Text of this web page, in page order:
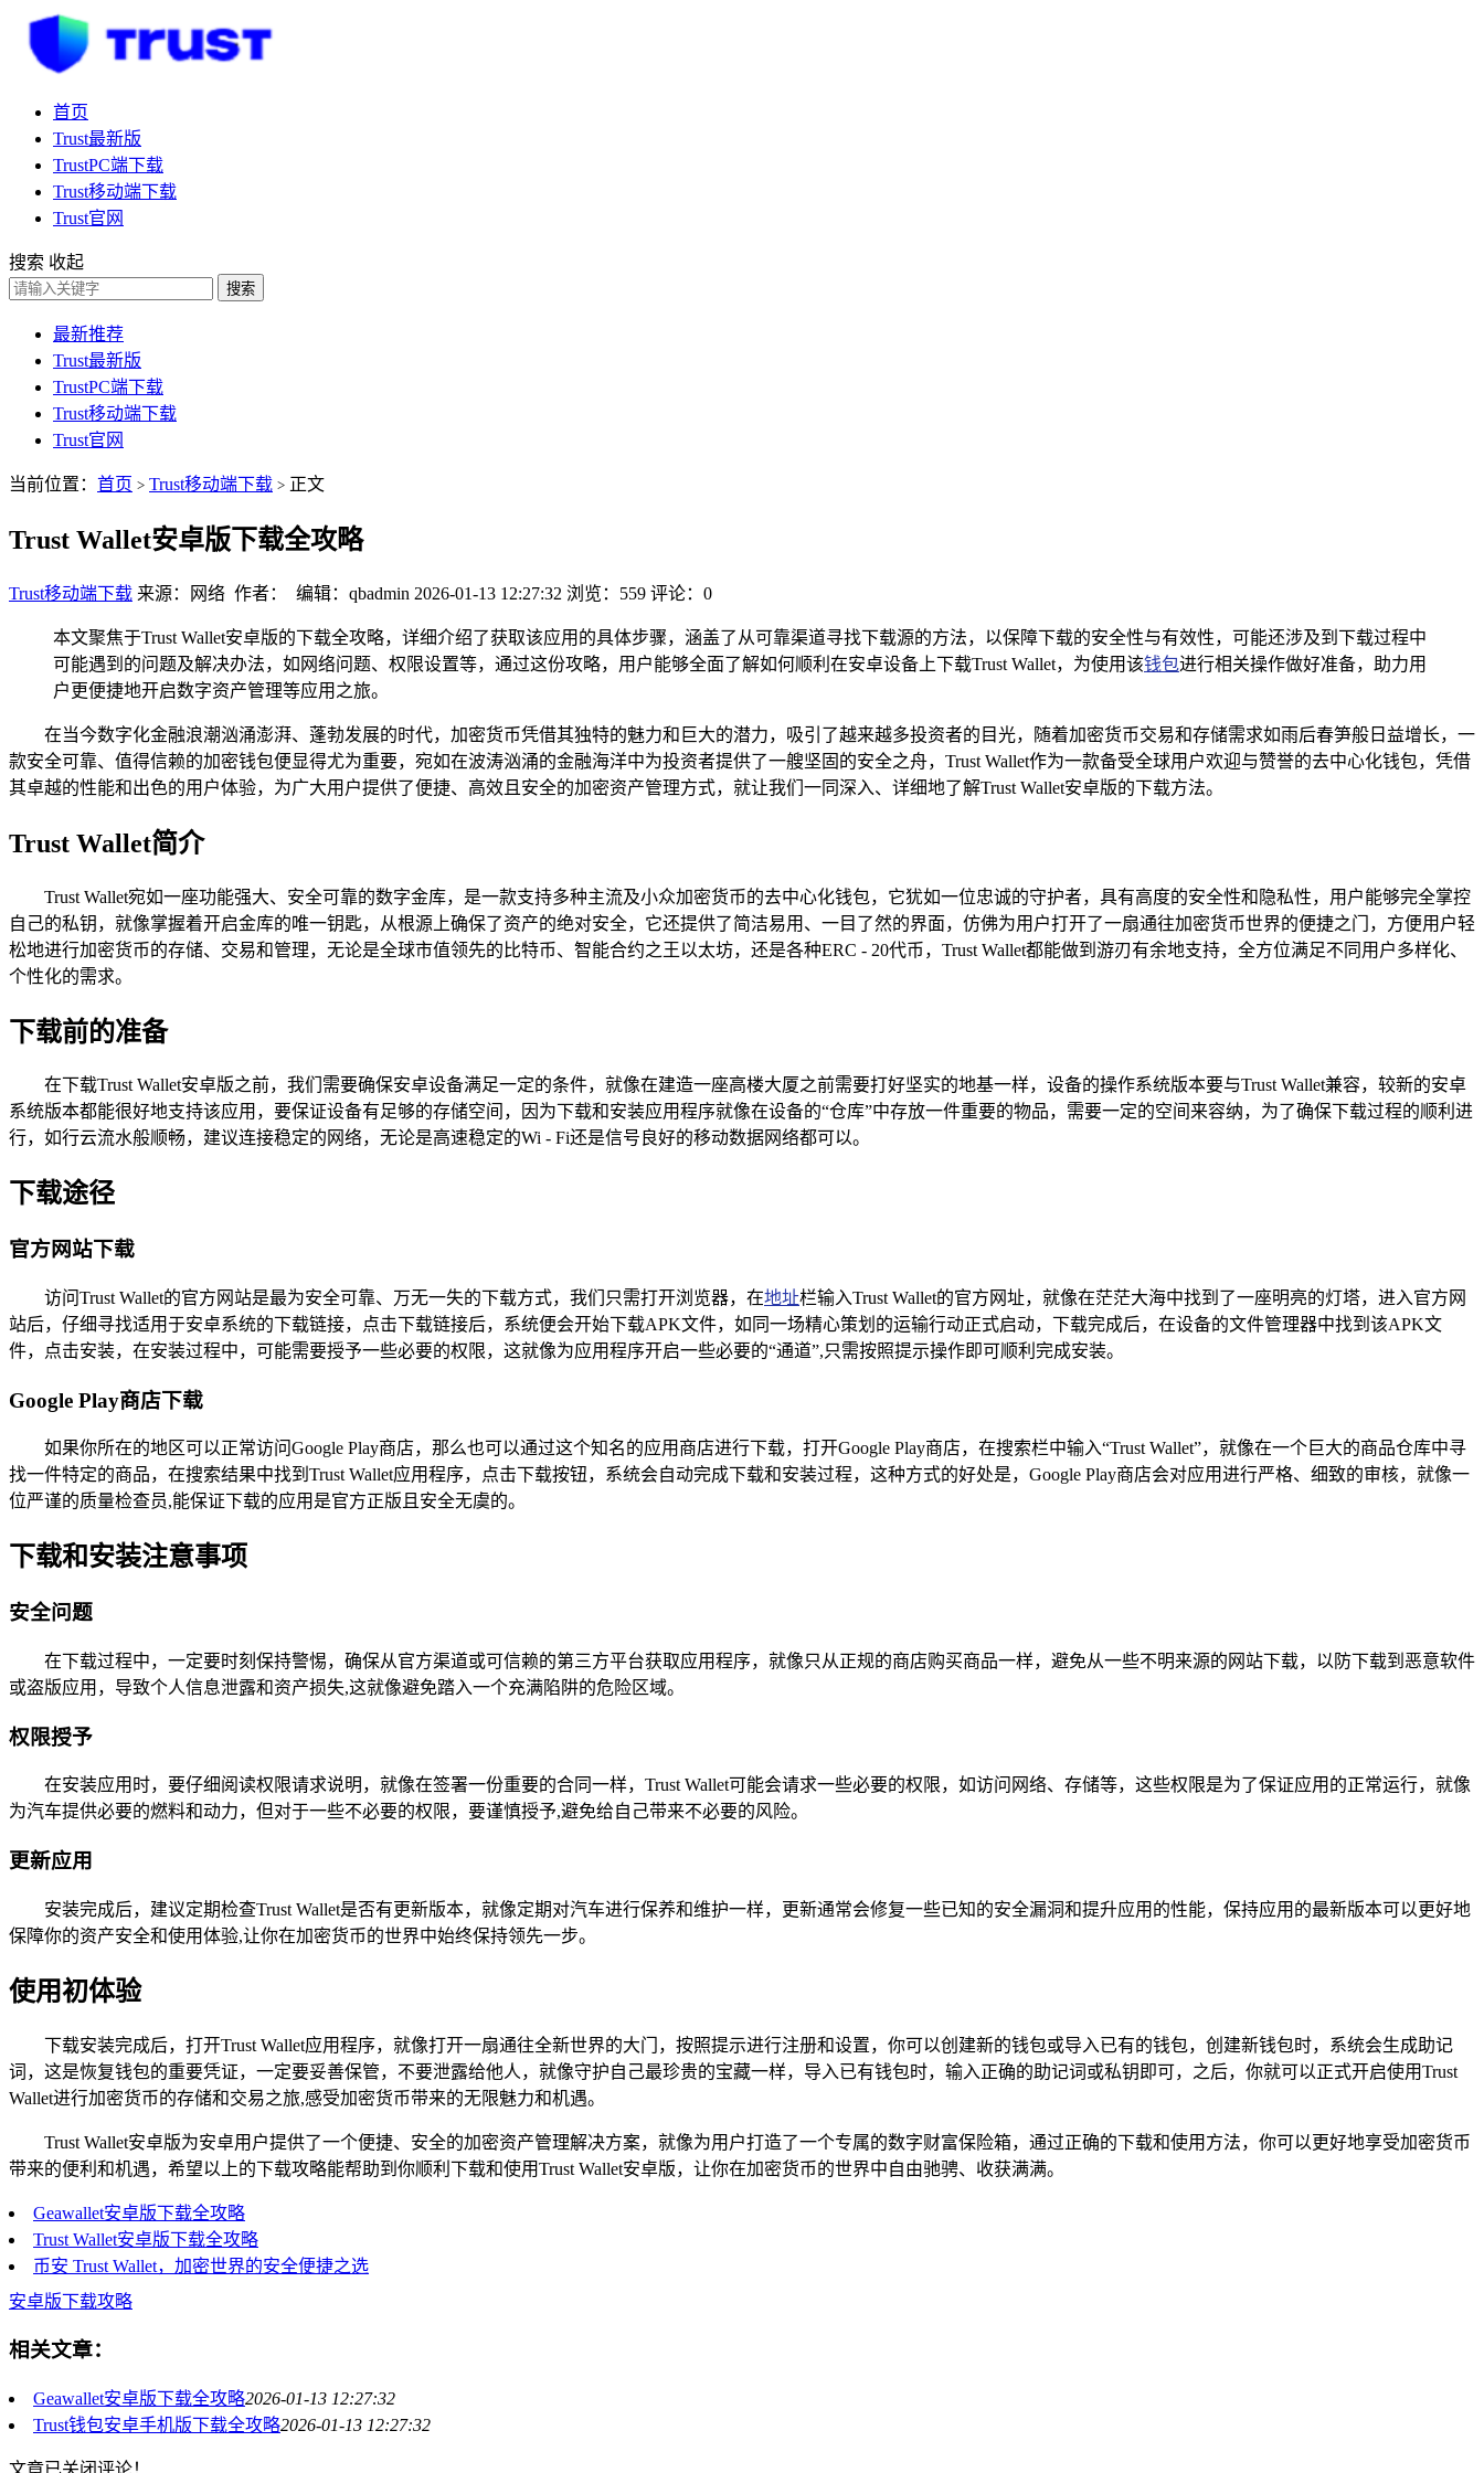
首页
Trust最新版
TrustPC端下载
Trust移动端下载
Trust官网
搜索 收起
搜索
最新推荐
Trust最新版
TrustPC端下载
Trust移动端下载
Trust官网
当前位置： 首页 > Trust移动端下载 > 正文
Trust Wallet安卓版下载全攻略
Trust移动端下载 来源：网络 作者： 编辑：qbadmin 2026-01-13 12:27:32 浏览：559 评论：0
本文聚焦于Trust Wallet安卓版的下载全攻略，详细介绍了获取该应用的具体步骤，涵盖了从可靠渠道寻找下载源的方法，以保障下载的安全性与有效性，可能还涉及到下载过程中
可能遇到的问题及解决办法，如网络问题、权限设置等，通过这份攻略，用户能够全面了解如何顺利在安卓设备上下载Trust Wallet，为使用该钱包进行相关操作做好准备，助力用
户更便捷地开启数字资产管理等应用之旅。
在当今数字化金融浪潮汹涌澎湃、蓬勃发展的时代，加密货币凭借其独特的魅力和巨大的潜力，吸引了越来越多投资者的目光，随着加密货币交易和存储需求如雨后春笋般日益增长，一
款安全可靠、值得信赖的加密钱包便显得尤为重要，宛如在波涛汹涌的金融海洋中为投资者提供了一艘坚固的安全之舟，Trust Wallet作为一款备受全球用户欢迎与赞誉的去中心化钱包，凭借
其卓越的性能和出色的用户体验，为广大用户提供了便捷、高效且安全的加密资产管理方式，就让我们一同深入、详细地了解Trust Wallet安卓版的下载方法。
Trust Wallet简介
Trust Wallet宛如一座功能强大、安全可靠的数字金库，是一款支持多种主流及小众加密货币的去中心化钱包，它犹如一位忠诚的守护者，具有高度的安全性和隐私性，用户能够完全掌控
自己的私钥，就像掌握着开启金库的唯一钥匙，从根源上确保了资产的绝对安全，它还提供了简洁易用、一目了然的界面，仿佛为用户打开了一扇通往加密货币世界的便捷之门，方便用户轻
松地进行加密货币的存储、交易和管理，无论是全球市值领先的比特币、智能合约之王以太坊，还是各种ERC - 20代币，Trust Wallet都能做到游刃有余地支持，全方位满足不同用户多样化、
个性化的需求。
下载前的准备
在下载Trust Wallet安卓版之前，我们需要确保安卓设备满足一定的条件，就像在建造一座高楼大厦之前需要打好坚实的地基一样，设备的操作系统版本要与Trust Wallet兼容，较新的安卓
系统版本都能很好地支持该应用，要保证设备有足够的存储空间，因为下载和安装应用程序就像在设备的“仓库”中存放一件重要的物品，需要一定的空间来容纳，为了确保下载过程的顺利进
行，如行云流水般顺畅，建议连接稳定的网络，无论是高速稳定的Wi - Fi还是信号良好的移动数据网络都可以。
下载途径
官方网站下载
访问Trust Wallet的官方网站是最为安全可靠、万无一失的下载方式，我们只需打开浏览器，在地址栏输入Trust Wallet的官方网址，就像在茫茫大海中找到了一座明亮的灯塔，进入官方网
站后，仔细寻找适用于安卓系统的下载链接，点击下载链接后，系统便会开始下载APK文件，如同一场精心策划的运输行动正式启动，下载完成后，在设备的文件管理器中找到该APK文
件，点击安装，在安装过程中，可能需要授予一些必要的权限，这就像为应用程序开启一些必要的“通道”,只需按照提示操作即可顺利完成安装。
Google Play商店下载
如果你所在的地区可以正常访问Google Play商店，那么也可以通过这个知名的应用商店进行下载，打开Google Play商店，在搜索栏中输入“Trust Wallet”，就像在一个巨大的商品仓库中寻
找一件特定的商品，在搜索结果中找到Trust Wallet应用程序，点击下载按钮，系统会自动完成下载和安装过程，这种方式的好处是，Google Play商店会对应用进行严格、细致的审核，就像一
位严谨的质量检查员,能保证下载的应用是官方正版且安全无虞的。
下载和安装注意事项
安全问题
在下载过程中，一定要时刻保持警惕，确保从官方渠道或可信赖的第三方平台获取应用程序，就像只从正规的商店购买商品一样，避免从一些不明来源的网站下载，以防下载到恶意软件
或盗版应用，导致个人信息泄露和资产损失,这就像避免踏入一个充满陷阱的危险区域。
权限授予
在安装应用时，要仔细阅读权限请求说明，就像在签署一份重要的合同一样，Trust Wallet可能会请求一些必要的权限，如访问网络、存储等，这些权限是为了保证应用的正常运行，就像
为汽车提供必要的燃料和动力，但对于一些不必要的权限，要谨慎授予,避免给自己带来不必要的风险。
更新应用
安装完成后，建议定期检查Trust Wallet是否有更新版本，就像定期对汽车进行保养和维护一样，更新通常会修复一些已知的安全漏洞和提升应用的性能，保持应用的最新版本可以更好地
保障你的资产安全和使用体验,让你在加密货币的世界中始终保持领先一步。
使用初体验
下载安装完成后，打开Trust Wallet应用程序，就像打开一扇通往全新世界的大门，按照提示进行注册和设置，你可以创建新的钱包或导入已有的钱包，创建新钱包时，系统会生成助记
词，这是恢复钱包的重要凭证，一定要妥善保管，不要泄露给他人，就像守护自己最珍贵的宝藏一样，导入已有钱包时，输入正确的助记词或私钥即可，之后，你就可以正式开启使用Trust
Wallet进行加密货币的存储和交易之旅,感受加密货币带来的无限魅力和机遇。
Trust Wallet安卓版为安卓用户提供了一个便捷、安全的加密资产管理解决方案，就像为用户打造了一个专属的数字财富保险箱，通过正确的下载和使用方法，你可以更好地享受加密货币
带来的便利和机遇，希望以上的下载攻略能帮助到你顺利下载和使用Trust Wallet安卓版，让你在加密货币的世界中自由驰骋、收获满满。
Geawallet安卓版下载全攻略
Trust Wallet安卓版下载全攻略
币安 Trust Wallet，加密世界的安全便捷之选
安卓版下载攻略
相关文章：
Geawallet安卓版下载全攻略2026-01-13 12:27:32
Trust钱包安卓手机版下载全攻略2026-01-13 12:27:32
文章已关闭评论！